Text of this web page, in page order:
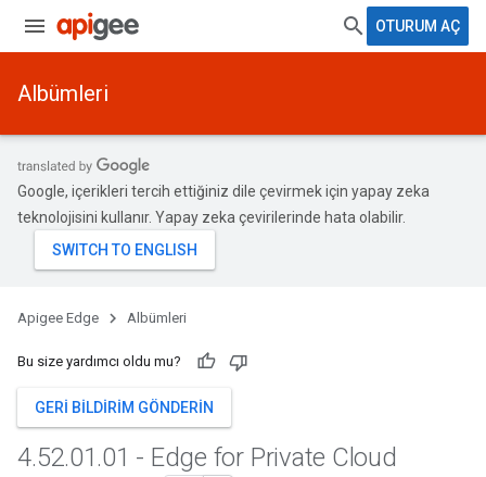
OTURUM AÇ
Albümleri
Google, içerikleri tercih ettiğiniz dile çevirmek için yapay zeka
teknolojisini kullanır. Yapay zeka çevirilerinde hata olabilir.
Apigee Edge Albümleri
Bu size yardımcı oldu mu?
GERI BILDIRIM GÖNDERIN
4.52.01.01 - Edge for Private Cloud